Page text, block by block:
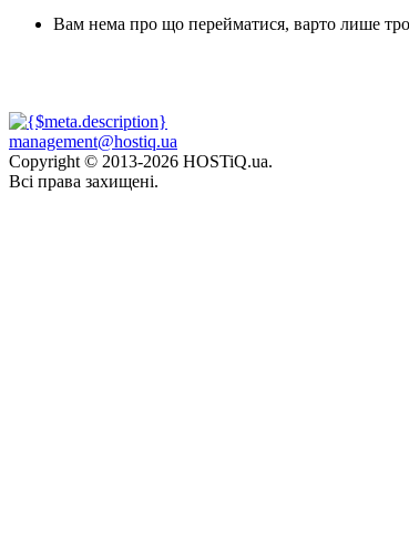
Вам нема про що перейматися, варто лише
management@hostiq.ua
Copyright © 2013-2026 HOSTiQ.ua.
Всі права захищені.